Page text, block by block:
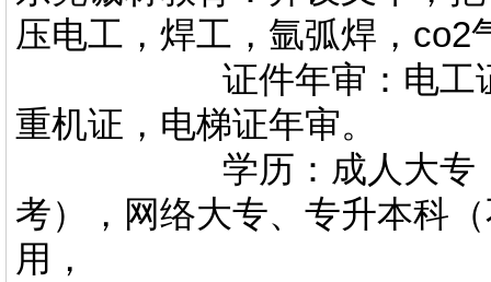
压电工，焊工，氩弧焊，co2
证件年审：电工证，
重机证，电梯证年审。
学历：成人大专，专
考），网络大专、专升本科
用，